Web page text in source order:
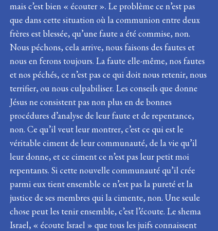
mais c’est bien « écouter ». Le problème ce n’est pas
que dans cette situation où la communion entre deux
frères est blessée, qu’une faute a été commise, non.
Nous péchons, cela arrive, nous faisons des fautes et
nous en ferons toujours. La faute elle-même, nos fautes
et nos péchés, ce n’est pas ce qui doit nous retenir, nous
terrifier, ou nous culpabiliser. Les conseils que donne
Jésus ne consistent pas non plus en de bonnes
procédures d’analyse de leur faute et de repentance,
non. Ce qu’il veut leur montrer, c’est ce qui est le
véritable ciment de leur communauté, de la vie qu’il
leur donne, et ce ciment ce n’est pas leur petit moi
repentants. Si cette nouvelle communauté qu’il crée
parmi eux tient ensemble ce n’est pas la pureté et la
justice de ses membres qui la cimente, non. Une seule
chose peut les tenir ensemble, c’est l’écoute. Le shema
Israel, « écoute Israel » que tous les juifs connaissent